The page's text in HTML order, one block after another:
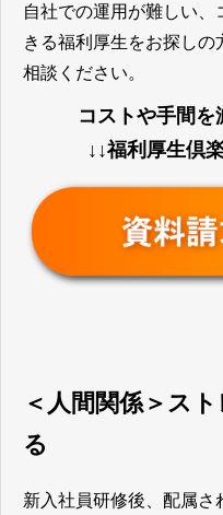
自社での運用が難しい
きる福利厚生をお探し
相談ください。
コストや手間を
↓↓福利厚生倶
＜人間関係＞ス
る
新入社員研修後、配属